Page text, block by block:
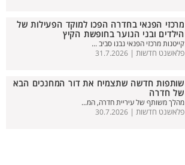
מרכזי הפנאי בחדרה הפכו למוקד הפעילות של
הילדים ובני הנוער בחופשת הקיץ
קייטנות מרכזי הפנאי נבנו סביב ...
פלאשנט חדשות | 31.7.2026
שותפות חדשה שתצמיח את דור המחנכים הבא
של חדרה
מהלך משותף של עיריית חדרה, המ...
פלאשנט חדשות | 30.7.2026